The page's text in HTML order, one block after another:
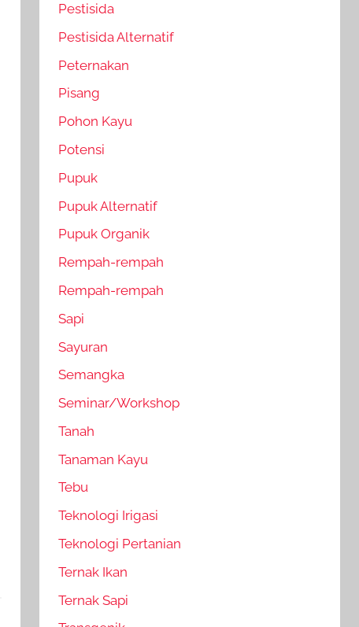
Pestisida
Pestisida Alternatif
Peternakan
Pisang
Pohon Kayu
Potensi
Pupuk
Pupuk Alternatif
Pupuk Organik
Rempah-rempah
Rempah-rempah
Sapi
Sayuran
Semangka
Seminar/Workshop
Tanah
Tanaman Kayu
Tebu
Teknologi Irigasi
Teknologi Pertanian
Ternak Ikan
Ternak Sapi